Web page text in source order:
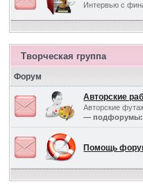
Интервью с
Творческая группа
Форум
Авторские
Авторские
— подфорумы:
Помощь